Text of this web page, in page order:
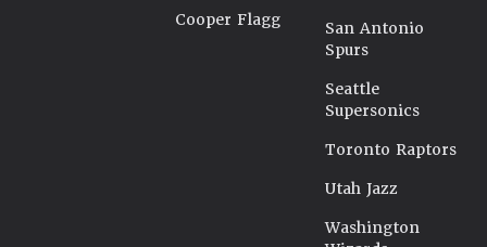
Cooper Flagg
San Antonio
Spurs
Seattle
Supersonics
Toronto Raptors
Utah Jazz
Washington